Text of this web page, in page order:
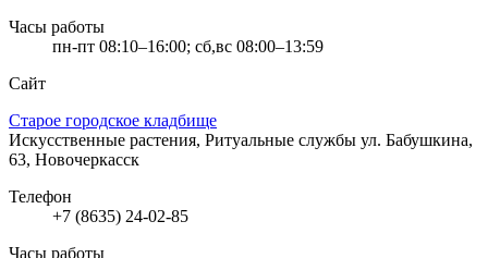
Часы работы
пн-пт 08:10–16:00; сб,вс 08:00–13:59
Сайт
Старое городское кладбище
Искусственные растения, Ритуальные службы ул. Бабушкина,
63, Новочеркасск
Телефон
+7 (8635) 24-02-85
Часы работы